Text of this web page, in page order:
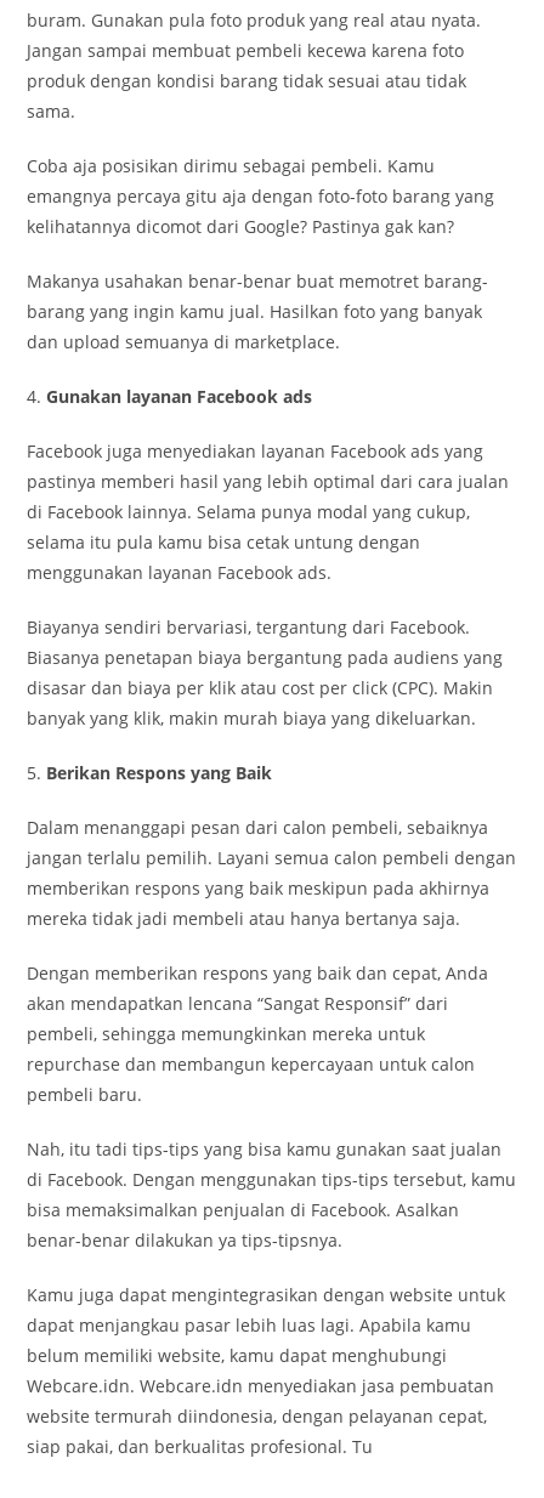
buram. Gunakan pula foto produk yang real atau nyata.
Jangan sampai membuat pembeli kecewa karena foto
produk dengan kondisi barang tidak sesuai atau tidak
sama.
Coba aja posisikan dirimu sebagai pembeli. Kamu
emangnya percaya gitu aja dengan foto-foto barang yang
kelihatannya dicomot dari Google? Pastinya gak kan?
Makanya usahakan benar-benar buat memotret barang-
barang yang ingin kamu jual. Hasilkan foto yang banyak
dan upload semuanya di marketplace.
4.Gunakan layanan Facebook ads
Facebook juga menyediakan layanan Facebook ads yang
pastinya memberi hasil yang lebih optimal dari cara jualan
di Facebook lainnya. Selama punya modal yang cukup,
selama itu pula kamu bisa cetak untung dengan
menggunakan layanan Facebook ads.
Biayanya sendiri bervariasi, tergantung dari Facebook.
Biasanya penetapan biaya bergantung pada audiens yang
disasar dan biaya per klik atau cost per click (CPC). Makin
banyak yang klik, makin murah biaya yang dikeluarkan.
5. Berikan Respons yang Baik
Dalam menanggapi pesan dari calon pembeli, sebaiknya
jangan terlalu pemilih. Layani semua calon pembeli dengan
memberikan respons yang baik meskipun pada akhirnya
mereka tidak jadi membeli atau hanya bertanya saja.
Dengan memberikan respons yang baik dan cepat, Anda
akan mendapatkan lencana “Sangat Responsif” dari
pembeli, sehingga memungkinkan mereka untuk
repurchase dan membangun kepercayaan untuk calon
pembeli baru.
Nah, itu tadi tips-tips yang bisa kamu gunakan saat jualan
di Facebook. Dengan menggunakan tips-tips tersebut, kamu
bisa memaksimalkan penjualan di Facebook. Asalkan
benar-benar dilakukan ya tips-tipsnya.
Kamu juga dapat mengintegrasikan dengan website untuk
dapat menjangkau pasar lebih luas lagi. Apabila kamu
belum memiliki website, kamu dapat menghubungi
Webcare.idn. Webcare.idn menyediakan jasa pembuatan
website termurah diindonesia, dengan pelayanan cepat,
siap pakai, dan berkualitas profesional. Tu